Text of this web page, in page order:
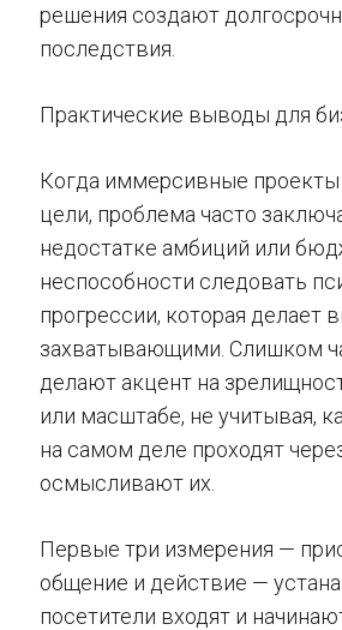
решения создают
последствия.
Практические выводы для
Когда иммерсивные
цели, проблема часто
недостатке амбиций или
неспособности следовать
прогрессии, которая делает
захватывающими. Слишком
делают акцент на
или масштабе, не учитывая,
на самом деле проходят
осмысливают их.
Первые три измерения —
общение и действие —
посетители входят и